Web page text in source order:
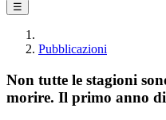
☰
Pubblicazioni
Non tutte le stagioni
morire. Il primo anno